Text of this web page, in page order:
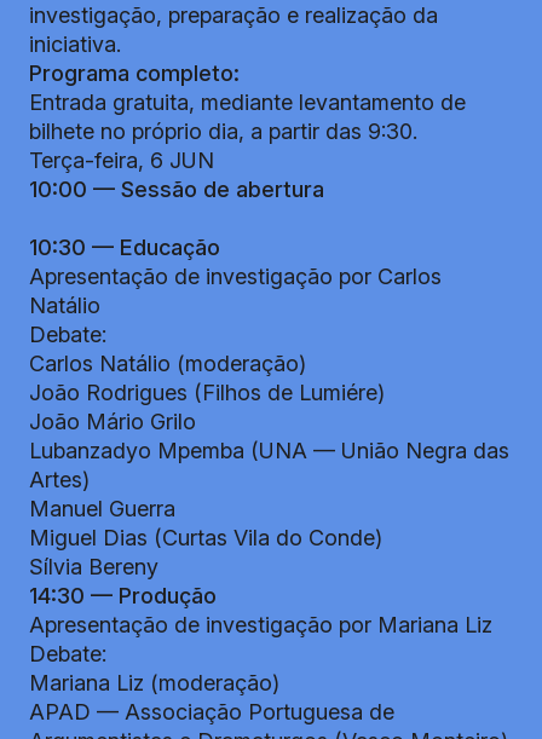
investigação, preparação e realização da
iniciativa.
Programa completo:
Entrada gratuita, mediante levantamento de
bilhete no próprio dia, a partir das 9:30.
Terça-feira, 6 JUN
10:00 — Sessão de abertura
10:30 — Educação
Apresentação de investigação por Carlos
Natálio
Debate:
Carlos Natálio (moderação)
João Rodrigues (Filhos de Lumiére)
João Mário Grilo
Lubanzadyo Mpemba (UNA — União Negra das
Artes)
Manuel Guerra
Miguel Dias (Curtas Vila do Conde)
Sílvia Bereny
14:30 — Produção
Apresentação de investigação por Mariana Liz
Debate:
Mariana Liz (moderação)
APAD — Associação Portuguesa de